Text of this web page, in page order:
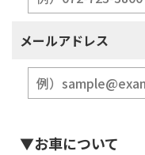
メールアドレス
▼お車について